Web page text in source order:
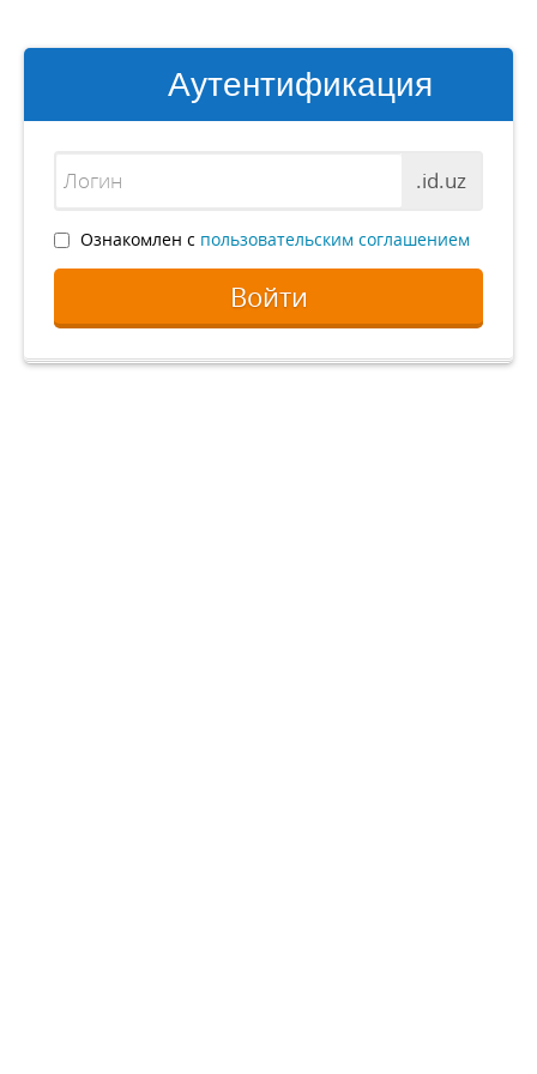
Аутентификация
.id.uz
Ознакомлен с пользовательским соглашением
Войти